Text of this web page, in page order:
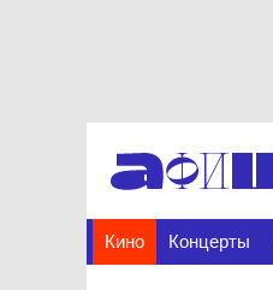
Кино Концерты